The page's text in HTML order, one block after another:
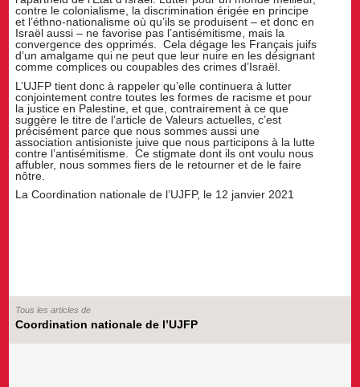
contre le colonialisme, la discrimination érigée en principe
et l’éthno-nationalisme où qu’ils se produisent – et donc en
Israël aussi – ne favorise pas l’antisémitisme, mais la
convergence des opprimés. Cela dégage les Français juifs
d’un amalgame qui ne peut que leur nuire en les désignant
comme complices ou coupables des crimes d’Israël.
L’UJFP tient donc à rappeler qu’elle continuera à lutter
conjointement contre toutes les formes de racisme et pour
la justice en Palestine, et que, contrairement à ce que
suggère le titre de l’article de Valeurs actuelles, c’est
précisément parce que nous sommes aussi une
association antisioniste juive que nous participons à la lutte
contre l’antisémitisme. Ce stigmate dont ils ont voulu nous
affubler, nous sommes fiers de le retourner et de le faire
nôtre.
La Coordination nationale de l’UJFP, le 12 janvier 2021
Tous les articles de
Coordination nationale de l’UJFP